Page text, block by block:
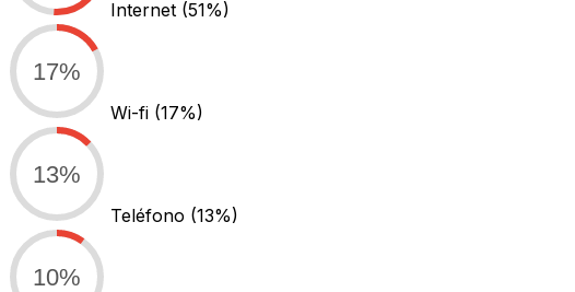
Internet (51%)
17%
Wi-fi (17%)
13%
Teléfono (13%)
10%